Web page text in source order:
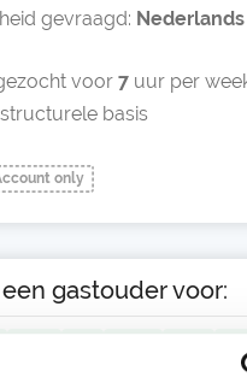
gevraagd: Nederlands
voor 7 uur per
basis
only
gastouder voor: